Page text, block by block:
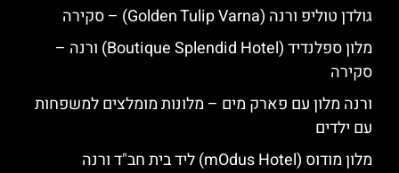
גולדן טוליפ ורנה (Golden Tulip Varna) – סקירה
מלון ספלנדיד (Boutique Splendid Hotel) ורנה –
סקירה
ורנה מלון עם פארק מים – מלונות מומלצים למשפחות
עם ילדים
מלון מודוס (mOdus Hotel) ליד בית חב"ד ורנה